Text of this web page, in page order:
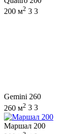
200 м2 3 3
Gemini 260
260 м2 3 3
Маршал 200